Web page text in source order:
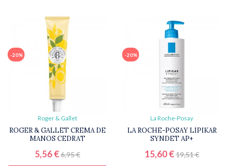
-20%
Roger & Gallet
ROGER & GALLET CREMA DE
MANOS CEDRAT
5,56 €6,95 €
-20%
La Roche-Posay
LA ROCHE-POSAY LIPIKAR
SYNDET AP+
15,60 €19,51 €